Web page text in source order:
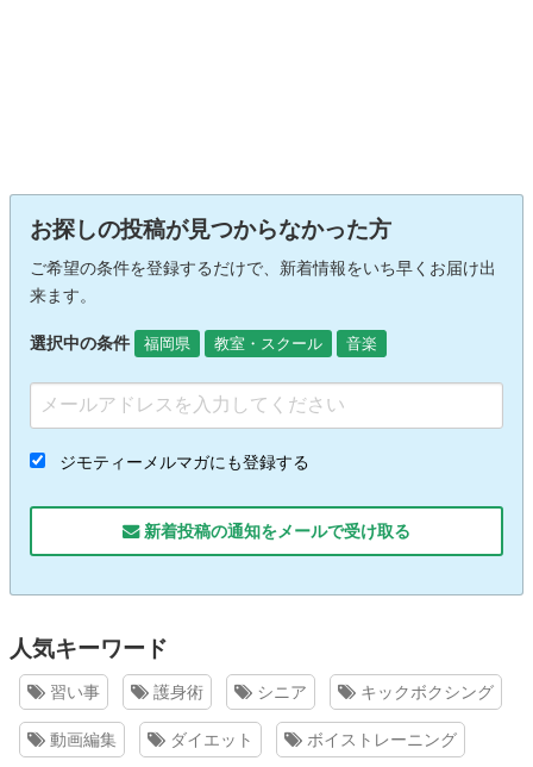
お探しの投稿が見つからなかった方
ご希望の条件を登録するだけで、新着情報をいち早くお届け出
来ます。
選択中の条件 福岡県 教室・スクール 音楽
ジモティーメルマガにも登録する
新着投稿の通知をメールで受け取る
人気キーワード
習い事 護身術 シニア キックボクシング
動画編集 ダイエット ボイストレーニング